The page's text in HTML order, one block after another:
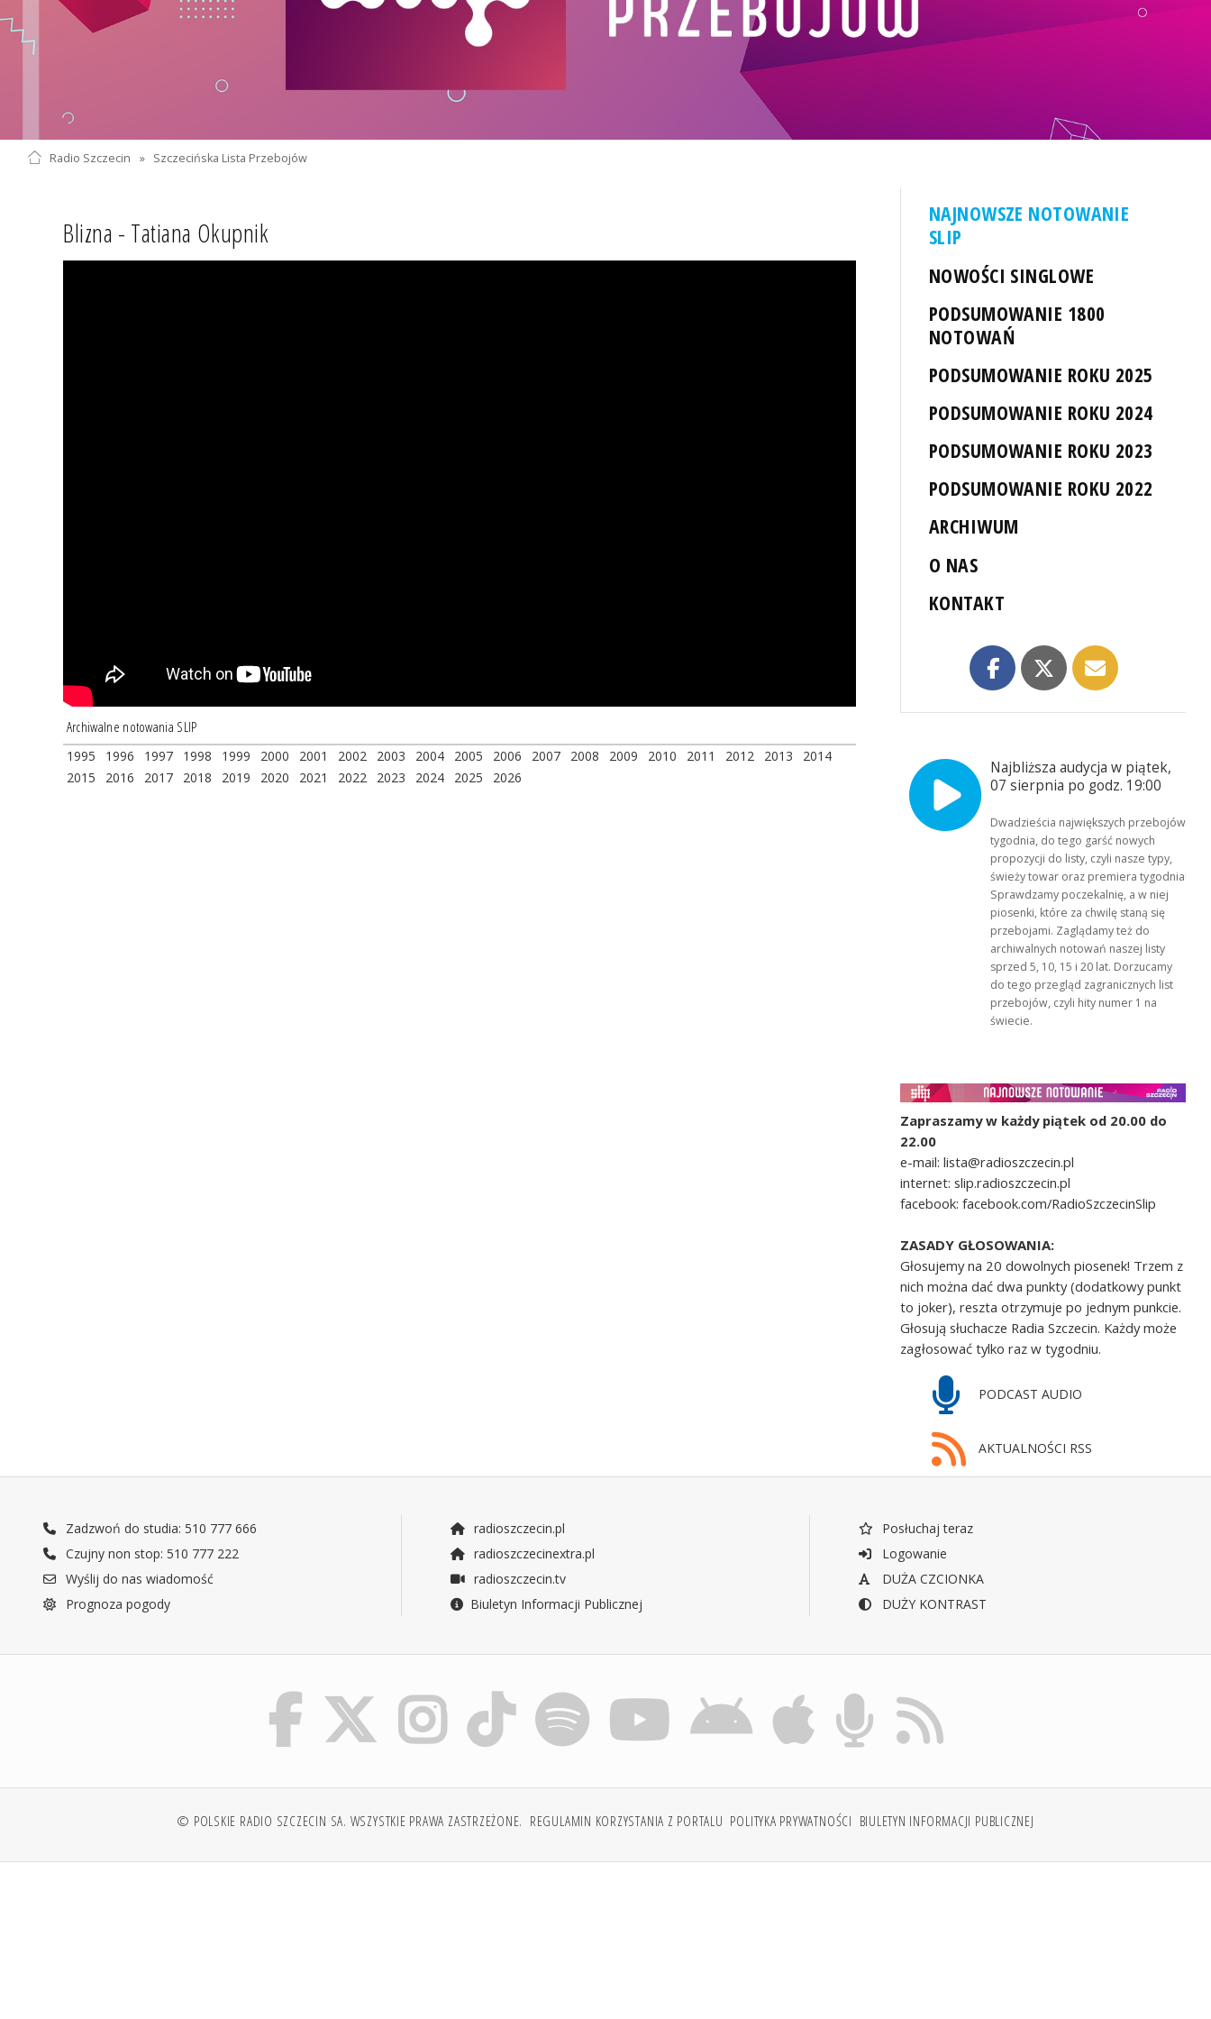
Radio Szczecin » Szczecińska Lista Przebojów
Blizna - Tatiana Okupnik
Archiwalne notowania SLIP
1995 1996 1997 1998 1999 2000 2001 2002 2003 2004 2005 2006 2007 2008 2009 2010 2011 2012 2013
2014
2015
2016 2017 2018 2019 2020 2021 2022 2023 2024 2025 2026
NAJNOWSZE NOTOWANIE
SLIP
NOWOŚCI SINGLOWE
PODSUMOWANIE 1800
NOTOWAŃ
PODSUMOWANIE ROKU 2025
PODSUMOWANIE ROKU 2024
PODSUMOWANIE ROKU 2023
PODSUMOWANIE ROKU 2022
ARCHIWUM
O NAS
KONTAKT
Najbliższa audycja w piątek,
07 sierpnia po godz. 19:00
Dwadzieścia największych przebojów
tygodnia, do tego garść nowych
propozycji do listy, czyli nasze typy,
świeży towar oraz premiera tygodnia!
Sprawdzamy poczekalnię, a w niej
piosenki, które za chwilę staną się
przebojami. Zaglądamy też do
archiwalnych notowań naszej listy
sprzed 5, 10, 15 i 20 lat. Dorzucamy
do tego przegląd zagranicznych list
przebojów, czyli hity numer 1 na
świecie.
Zapraszamy w każdy piątek od 20.00 do
22.00
e-mail: lista@radioszczecin.pl
internet: slip.radioszczecin.pl
facebook: facebook.com/RadioSzczecinSlip
ZASADY GŁOSOWANIA:
Głosujemy na 20 dowolnych piosenek! Trzem z
nich można dać dwa punkty (dodatkowy punkt
to joker), reszta otrzymuje po jednym punkcie.
Głosują słuchacze Radia Szczecin. Każdy może
zagłosować tylko raz w tygodniu.
PODCAST AUDIO
AKTUALNOŚCI RSS
Zadzwoń do studia: 510 777 666
Czujny non stop: 510 777 222
Wyślij do nas wiadomość
Prognoza pogody
radioszczecin.pl
radioszczecinextra.pl
radioszczecin.tv
Biuletyn Informacji Publicznej
Posłuchaj teraz
Logowanie
DUŻA CZCIONKA
DUŻY KONTRAST
© POLSKIE RADIO SZCZECIN SA. WSZYSTKIE PRAWA ZASTRZEŻONE. REGULAMIN KORZYSTANIA Z PORTALU POLITYKA PRYWATNOŚCI BIULETYN INFORMACJI PUBLICZNEJ